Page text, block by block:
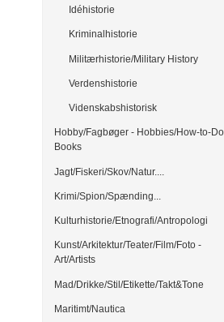
Idéhistorie
Kriminalhistorie
Militærhistorie/Military History
Verdenshistorie
Videnskabshistorisk
Hobby/Fagbøger - Hobbies/How-to-Do
Books
Jagt/Fiskeri/Skov/Natur....
Krimi/Spion/Spænding...
Kulturhistorie/Etnografi/Antropologi
Kunst/Arkitektur/Teater/Film/Foto -
Art/Artists
Mad/Drikke/Stil/Etikette/Takt&Tone
Maritimt/Nautica